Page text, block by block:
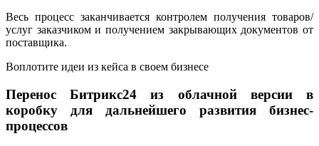
Весь процесс заканчивается контролем получения товаров/
услуг заказчиком и получением закрывающих документов от
поставщика.
Воплотите идеи из кейса в своем бизнесе
Перенос Битрикс24 из облачной версии в
коробку для дальнейшего развития бизнес-
процессов